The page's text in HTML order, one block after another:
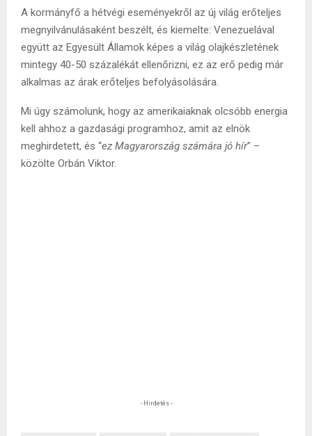
A kormányfő a hétvégi eseményekről az új világ erőteljes
megnyilvánulásaként beszélt, és kiemelte: Venezuelával
együtt az Egyesült Államok képes a világ olajkészletének
mintegy 40-50 százalékát ellenőrizni, ez az erő pedig már
alkalmas az árak erőteljes befolyásolására.
Mi úgy számolunk, hogy az amerikaiaknak olcsóbb energia
kell ahhoz a gazdasági programhoz, amit az elnök
meghirdetett, és “ez Magyarország számára jó hír” –
közölte Orbán Viktor.
- Hirdetés -